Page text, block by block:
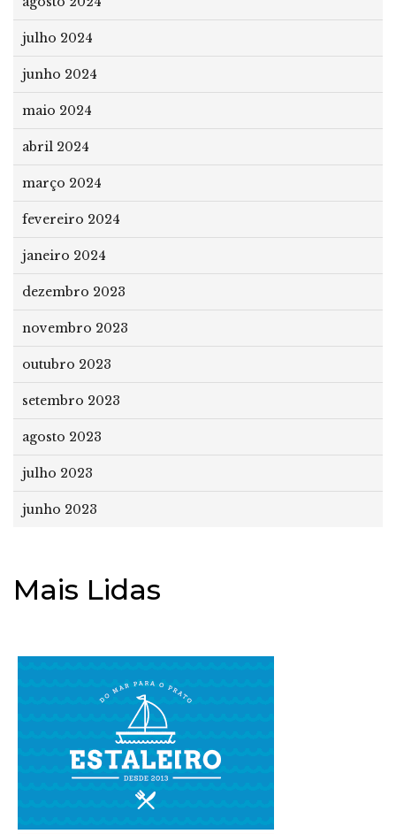
julho 2024
junho 2024
maio 2024
abril 2024
março 2024
fevereiro 2024
janeiro 2024
dezembro 2023
novembro 2023
outubro 2023
setembro 2023
agosto 2023
julho 2023
junho 2023
Mais Lidas